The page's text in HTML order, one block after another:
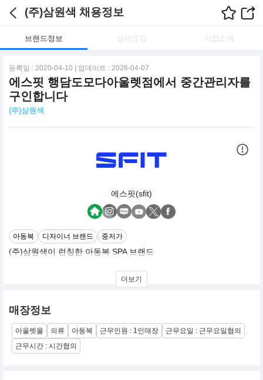
(주)삼원색 채용정보
브랜드정보 상세요강 기업소개
등록일 : 2020-04-10 | 업데이트 : 2026-04-07
에스핏 행담도모다아울렛점에서 중간관리자를
구인합니다
(주)삼원색
에스핏(sfit)
아동복 디자이너 브랜드 중저가
(주)삼원색이 런칭한 아동복 SPA 브랜드
SMART(최고의 합리적인 가격) + FIT(고객과 잘 맞는다)
SPEED(최신 트랜드)
3S 요소를 패션과 믹스하여 고객의 니즈를 최대한 반영하는 아동패
션 브랜드
더보기
매장정보
아울렛몰 의류 아동복 근무인원 : 1인매장
근무요일 : 근무요일협의
근무시간 : 시간협의